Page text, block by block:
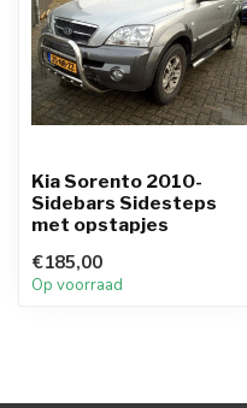
Kia Sorento 2010-
Sidebars Sidesteps
met opstapjes
€185,00
Op voorraad